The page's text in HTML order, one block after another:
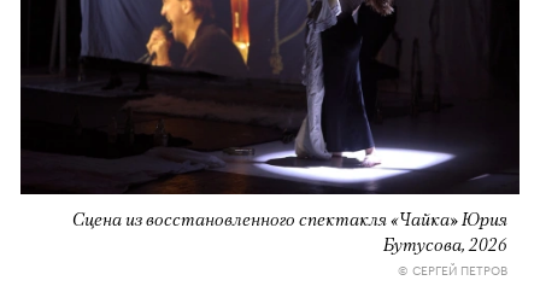
Сцена из восстановленного спектакля «Чайка» Юрия
Бутусова, 2026
© СЕРГЕЙ ПЕТРОВ